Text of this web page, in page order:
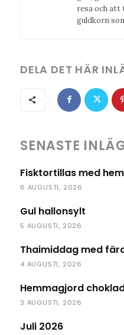
resa och att
guldkorn
DELA DET HÄR
SENASTE
Fisktortillas med
6 AUGUSTI, 2026
Gul hallonsylt
5 AUGUSTI, 2026
Thaimiddag med
4 AUGUSTI, 2026
Hemmagjord
3 AUGUSTI, 2026
Juli 2026